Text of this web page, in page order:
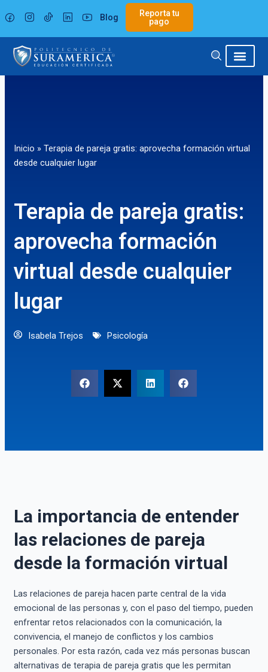
al
contenido
Blog
Reporta tu
pago
Inicio » Terapia de pareja gratis: aprovecha formación virtual
desde cualquier lugar
Terapia de pareja gratis:
aprovecha formación
virtual desde cualquier
lugar
Isabela Trejos Psicología
La importancia de entender
las relaciones de pareja
desde la formación virtual
Las relaciones de pareja hacen parte central de la vida
emocional de las personas y, con el paso del tiempo, pueden
enfrentar retos relacionados con la comunicación, la
convivencia, el manejo de conflictos y los cambios
personales. Por esta razón, cada vez más personas buscan
alternativas de terapia de pareja gratis que les permitan